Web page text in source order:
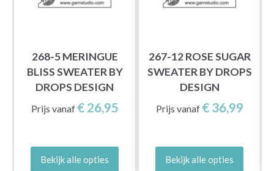
268-5 MERINGUE
BLISS SWEATER BY
DROPS DESIGN
Prijs vanaf € 26,95
Bekijk alle opties
267-12 ROSE SUGAR
SWEATER BY DROPS
DESIGN
Prijs vanaf € 36,99
Bekijk alle opties